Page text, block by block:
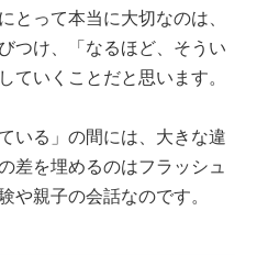
とって本当に大切なのは、
つけ、「なるほど、そうい
ていくことだと思います。
いる」の間には、大きな違
差を埋めるのはフラッシュ
や親子の会話なのです。